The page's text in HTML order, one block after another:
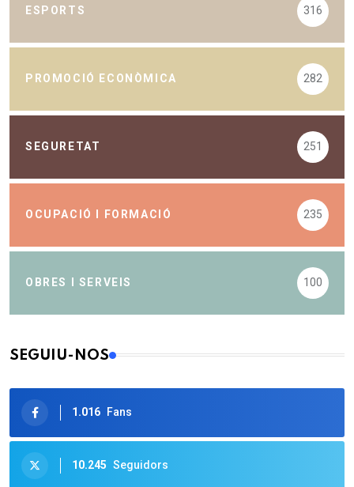
ESPORTS 316
PROMOCIÓ ECONÒMICA 282
SEGURETAT 251
OCUPACIÓ I FORMACIÓ 235
OBRES I SERVEIS 100
SEGUIU-NOS
1.016 Fans
10.245 Seguidors